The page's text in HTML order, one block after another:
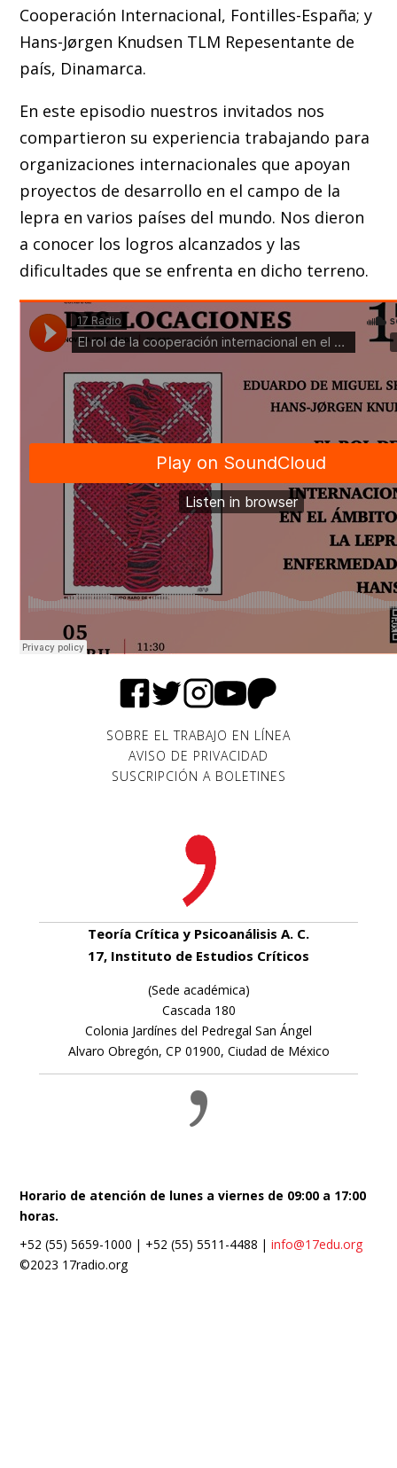
Cooperación Internacional, Fontilles-España; y
Hans-Jørgen Knudsen TLM Repesentante de
país, Dinamarca.
En este episodio nuestros invitados nos
compartieron su experiencia trabajando para
organizaciones internacionales que apoyan
proyectos de desarrollo en el campo de la
lepra en varios países del mundo. Nos dieron
a conocer los logros alcanzados y las
dificultades que se enfrenta en dicho terreno.
SOBRE EL TRABAJO EN LÍNEA
AVISO DE PRIVACIDAD
SUSCRIPCIÓN A BOLETINES
Teoría Crítica y Psicoanálisis A. C.
17, Instituto de Estudios Críticos
(Sede académica)
Cascada 180
Colonia Jardínes del Pedregal San Ángel
Alvaro Obregón, CP 01900, Ciudad de México
Horario de atención de lunes a viernes de 09:00 a 17:00
horas.
+52 (55) 5659-1000 | +52 (55) 5511-4488 |info@17edu.org
©2023 17radio.org